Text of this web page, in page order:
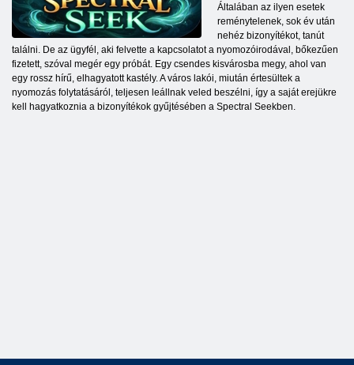
Általában az ilyen esetek
reménytelenek, sok év után
nehéz bizonyítékot, tanút
találni. De az ügyfél, aki felvette a kapcsolatot a nyomozóirodával, bőkezűen
fizetett, szóval megér egy próbát. Egy csendes kisvárosba megy, ahol van
egy rossz hírű, elhagyatott kastély. A város lakói, miután értesültek a
nyomozás folytatásáról, teljesen leállnak veled beszélni, így a saját erejükre
kell hagyatkoznia a bizonyítékok gyűjtésében a Spectral Seekben.